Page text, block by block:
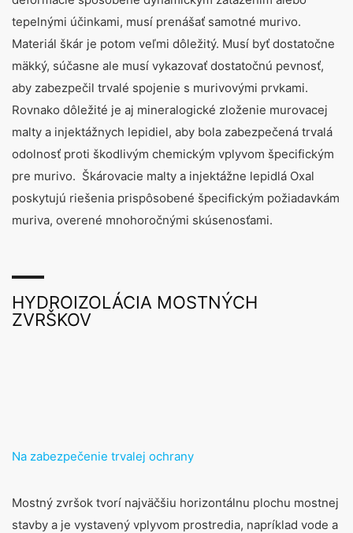
tepelnými účinkami, musí prenášať samotné murivo.
Materiál škár je potom veľmi dôležitý. Musí byť dostatočne
mäkký, súčasne ale musí vykazovať dostatočnú pevnosť,
aby zabezpečil trvalé spojenie s murivovými prvkami.
Rovnako dôležité je aj mineralogické zloženie murovacej
malty a injektážnych lepidiel, aby bola zabezpečená trvalá
odolnosť proti škodlivým chemickým vplyvom špecifickým
pre murivo. Škárovacie malty a injektážne lepidlá Oxal
poskytujú riešenia prispôsobené špecifickým požiadavkám
muriva, overené mnohoročnými skúsenosťami.
HYDROIZOLÁCIA MOSTNÝCH
ZVRŠKOV
Na zabezpečenie trvalej ochrany
Mostný zvršok tvorí najväčšiu horizontálnu plochu mostnej
stavby a je vystavený vplyvom prostredia, napríklad vode a